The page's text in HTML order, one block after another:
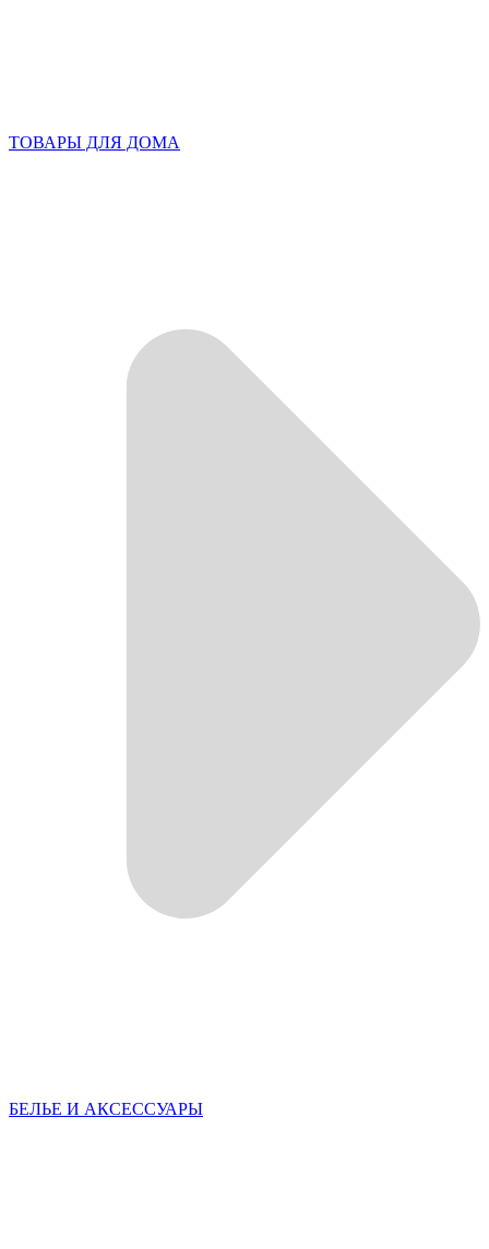
ТОВАРЫ ДЛЯ ДОМА
БЕЛЬЕ И АКСЕССУАРЫ